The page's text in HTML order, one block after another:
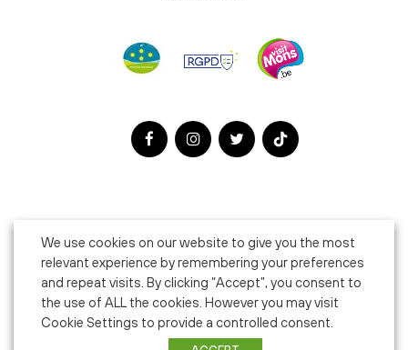
We use cookies on our website to give you the most
relevant experience by remembering your preferences
and repeat visits. By clicking “Accept”, you consent to
the use of ALL the cookies. However you may visit
Cookie Settings to provide a controlled consent.